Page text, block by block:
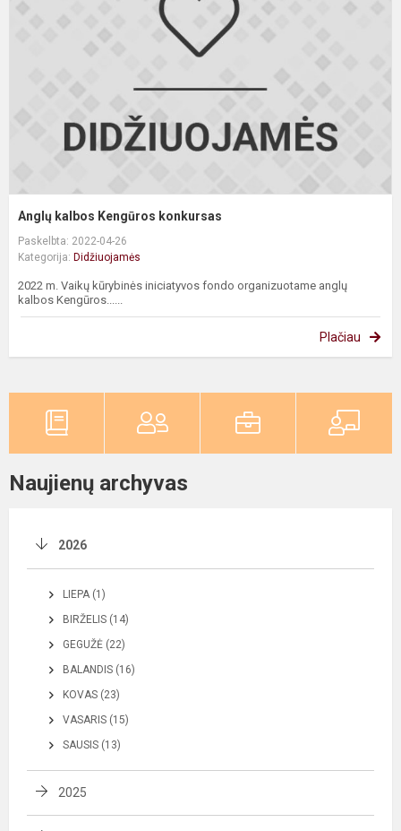
Anglų kalbos Kengūros konkursas
Paskelbta: 2022-04-26
Kategorija: Didžiuojamės
2022 m. Vaikų kūrybinės iniciatyvos fondo organizuotame anglų
kalbos Kengūros......
Plačiau
Naujienų archyvas
2026
LIEPA (1)
BIRŽELIS (14)
GEGUŽĖ (22)
BALANDIS (16)
KOVAS (23)
VASARIS (15)
SAUSIS (13)
2025